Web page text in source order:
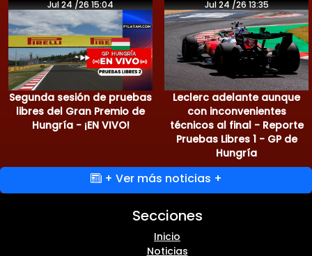
Jul 24 /26 15:04
Segunda sesión de pruebas
libres del Gran Premio de
Hungría - ¡EN VIVO!
Jul 24 /26 13:35
Leclerc adelante aunque
con inconvenientes
técnicos al final - Reporte
Pruebas Libres 1 - GP de
Hungría
+ Ver más noticias +
Secciones
Inicio
Noticias